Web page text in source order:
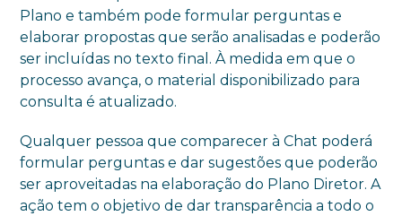
Plano e também pode formular perguntas e
elaborar propostas que serão analisadas e poderão
ser incluídas no texto final. À medida em que o
processo avança, o material disponibilizado para
consulta é atualizado.
Qualquer pessoa que comparecer à Chat poderá
formular perguntas e dar sugestões que poderão
ser aproveitadas na elaboração do Plano Diretor. A
ação tem o objetivo de dar transparência a todo o